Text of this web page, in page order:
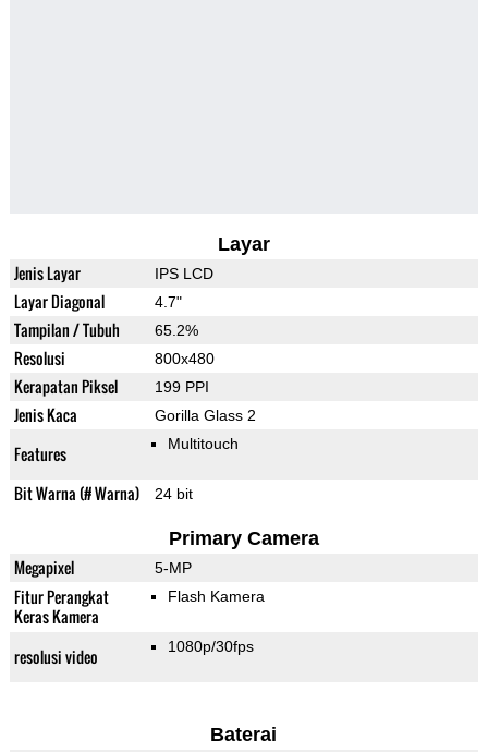
Layar
Jenis Layar IPS LCD
Layar Diagonal 4.7"
Tampilan / Tubuh 65.2%
Resolusi 800x480
Kerapatan Piksel 199 PPI
Jenis Kaca Gorilla Glass 2
Features Multitouch
Bit Warna (# Warna) 24 bit
Primary Camera
Megapixel 5-MP
Fitur Perangkat
Keras Kamera
Flash Kamera
resolusi video 1080p/30fps
Baterai